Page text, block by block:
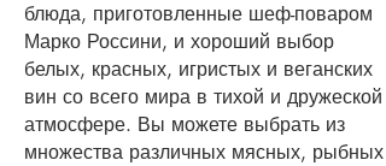
блюда, приготовленные шеф-поваром
Марко Россини, и хороший выбор
белых, красных, игристых и веганских
вин со всего мира в тихой и дружеской
атмосфере. Вы можете выбрать из
множества различных мясных, рыбных